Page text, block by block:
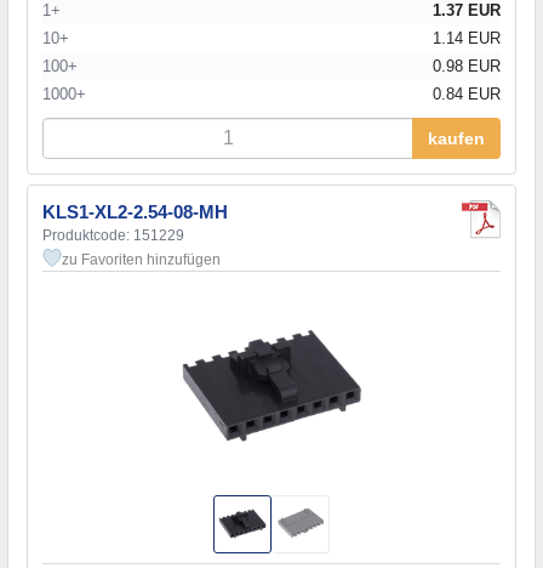
1+
1.37 EUR
10+
1.14 EUR
100+
0.98 EUR
1000+
0.84 EUR
kaufen
KLS1-XL2-2.54-08-MH
Produktcode: 151229
zu Favoriten hinzufügen